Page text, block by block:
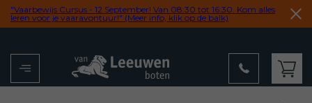
"Vaarbewijs Cursus - 12 September! Van 08:30 tot 16:30. Kom alles
leren voor je vaaravontuur!" (Meer info, klik op de balk)
Menu